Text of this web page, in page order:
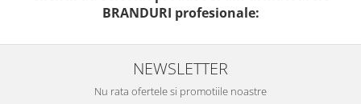
BRANDURI profesionale:
NEWSLETTER
Nu rata ofertele si promotiile noastre